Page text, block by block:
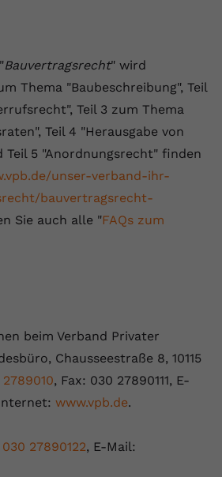
Bauvertragsrecht" wird
Thema "Baubeschreibung", Teil
Teil 3 zum Thema
Teil 4 "Herausgabe von
Teil 5 "Anordnungsrecht" finden
unser-verband-ihr-
bauvertragsrecht-
Sie auch alle "FAQs zum
beim Verband Privater
Chausseestraße 8, 10115
, Fax: 030 27890111, E-
www.vpb.de.
030 27890122, E-Mail: